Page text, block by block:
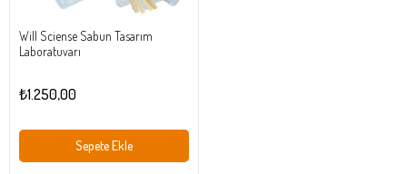
Will Sciense Sabun Tasarım
Laboratuvarı
₺1.250,00
Sepete Ekle